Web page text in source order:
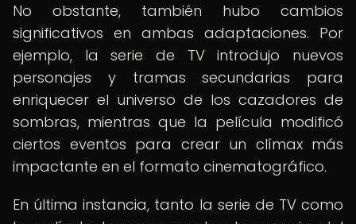
No obstante, también hubo cambios
significativos en ambas adaptaciones. Por
ejemplo, la serie de TV introdujo nuevos
personajes y tramas secundarias para
enriquecer el universo de los cazadores de
sombras, mientras que la película modificó
ciertos eventos para crear un clímax más
impactante en el formato cinematográfico.
En última instancia, tanto la serie de TV como